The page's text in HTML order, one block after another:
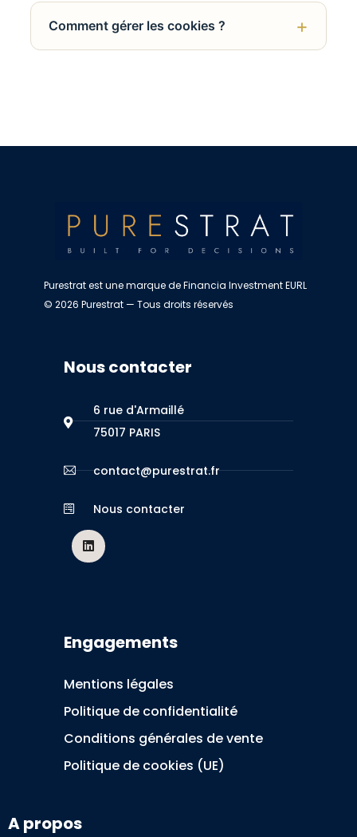
Comment gérer les cookies ?
Purestrat est une marque de Financia Investment EURL
© 2026 Purestrat — Tous droits réservés
Nous contacter
6 rue d'Armaillé
75017 PARIS
contact@purestrat.fr
Nous contacter
Engagements
Mentions légales
Politique de confidentialité
Conditions générales de vente
Politique de cookies (UE)
A propos